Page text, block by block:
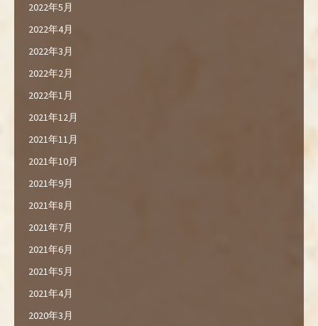
2022年5月
2022年4月
2022年3月
2022年2月
2022年1月
2021年12月
2021年11月
2021年10月
2021年9月
2021年8月
2021年7月
2021年6月
2021年5月
2021年4月
2020年3月